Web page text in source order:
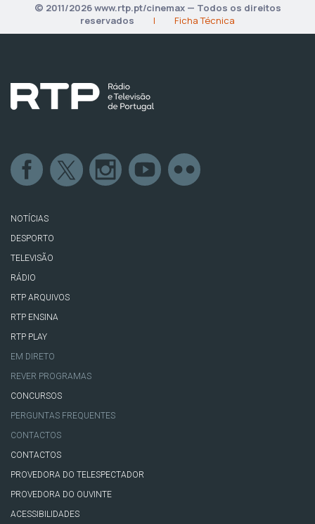
© 2011/2026 www.rtp.pt/cinemax — Todos os direitos
reservados
| Ficha Técnica
NOTÍCIAS
DESPORTO
TELEVISÃO
RÁDIO
RTP ARQUIVOS
RTP ENSINA
RTP PLAY
EM DIRETO
REVER PROGRAMAS
CONCURSOS
PERGUNTAS FREQUENTES
CONTACTOS
CONTACTOS
PROVEDORA DO TELESPECTADOR
PROVEDORA DO OUVINTE
ACESSIBILIDADES